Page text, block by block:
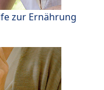
zur Ernährung